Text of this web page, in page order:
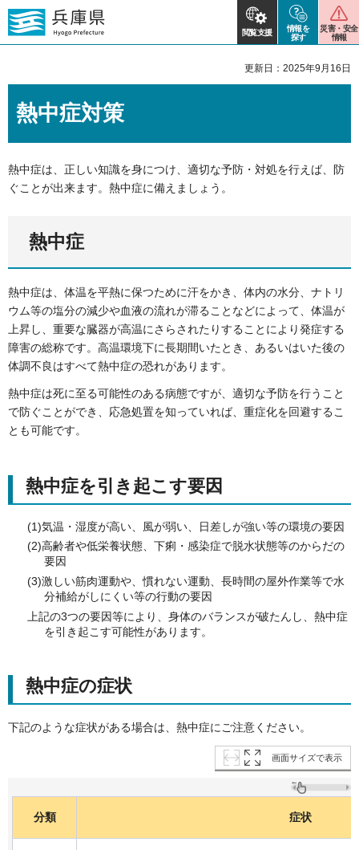
閲覧支援
情報を
探す
災害・安全
情報
更新日：2025年9月16日
熱中症対策
熱中症は、正しい知識を身につけ、適切な予防・対処を行えば、防
ぐことが出来ます。熱中症に備えましょう。
熱中症
熱中症は、体温を平熱に保つために汗をかき、体内の水分、ナトリ
ウム等の塩分の減少や血液の流れが滞ることなどによって、体温が
上昇し、重要な臓器が高温にさらされたりすることにより発症する
障害の総称です。高温環境下に長期間いたとき、あるいはいた後の
体調不良はすべて熱中症の恐れがあります。
熱中症は死に至る可能性のある病態ですが、適切な予防を行うこと
で防ぐことができ、応急処置を知っていれば、重症化を回避するこ
とも可能です。
熱中症を引き起こす要因
(1)気温・湿度が高い、風が弱い、日差しが強い等の環境の要因
(2)高齢者や低栄養状態、下痢・感染症で脱水状態等のからだの
要因
(3)激しい筋肉運動や、慣れない運動、長時間の屋外作業等で水
分補給がしにくい等の行動の要因
上記の3つの要因等により、身体のバランスが破たんし、熱中症
を引き起こす可能性があります。
熱中症の症状
下記のような症状がある場合は、熱中症にご注意ください。
画面サイズで表示
分類 症状